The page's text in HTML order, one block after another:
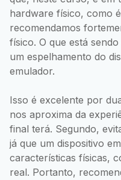
hardware físico, como
recomendamos
físico. O que está
um espelhamento do
emulador.
Isso é excelente por
nos aproxima da
final terá. Segundo,
já que um dispositivo
características físicas,
real. Portanto,